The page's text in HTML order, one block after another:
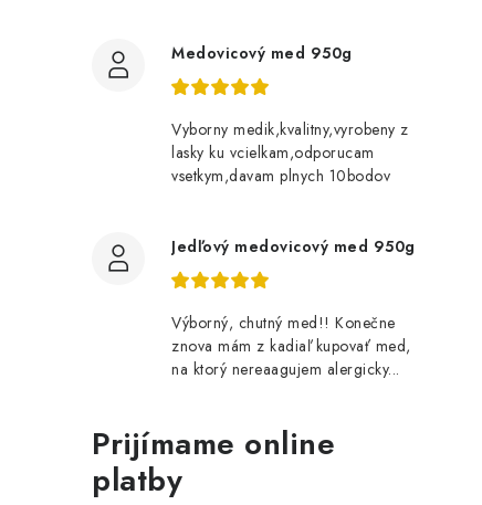
Medovicový med 950g
Vyborny medik,kvalitny,vyrobeny z
lasky ku vcielkam,odporucam
vsetkym,davam plnych 10bodov
Jedľový medovicový med 950g
Výborný, chutný med!! Konečne
znova mám z kadiaľ kupovať med,
na ktorý nereaagujem alergicky...
Prijímame online
platby